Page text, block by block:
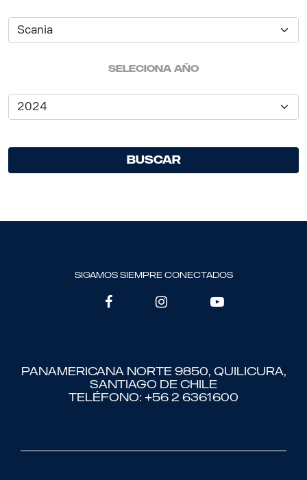
seleciona año
Buscar
sigamos siempre conectados
Panamericana Norte 9850, Quilicura,
Santiago de Chile
Teléfono: +56 2 6361600